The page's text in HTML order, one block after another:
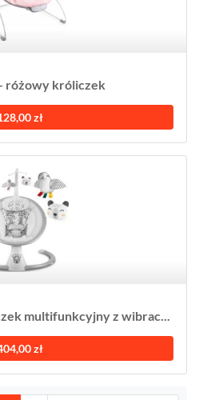
różowy króliczek
zł
multifunkcyjny z wibrac...
zł